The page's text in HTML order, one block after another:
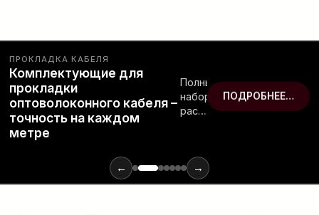
ПРОКЛАДКА КАБЕЛЯ
Комплектующие для
прокладки
оптоволоконного кабеля –
точность на каждом
метре
Полный
набор
расходных
для
монтажа
ПОДРОБНЕЕ…
← →